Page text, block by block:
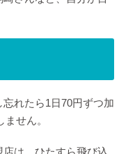
れたら1日70円ずつ加
せん。
は、ひたすら飛び込